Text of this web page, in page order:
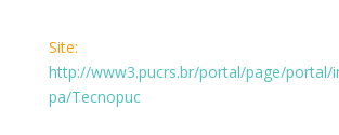
Site:
http://www3.pucrs.br/portal/page/portal/
pa/Tecnopuc